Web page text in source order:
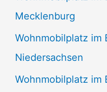
Mecklenburg
Wohnmobilplatz im
Niedersachsen
Wohnmobilplatz im